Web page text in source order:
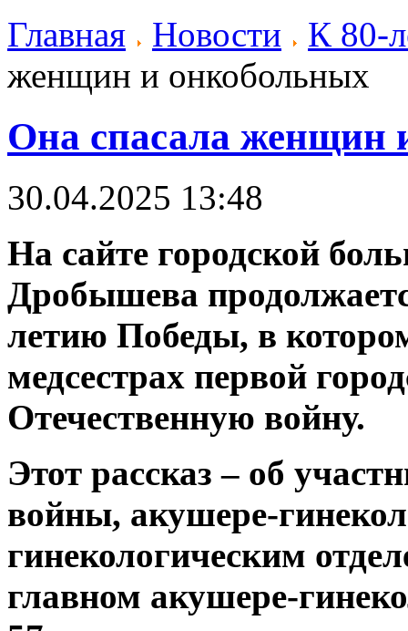
Главная
Новости
К 80-
женщин и онкобольных
Она спасала женщин
30.04.2025 13:48
На сайте городской
Дробышева
летию Победы, в
медсестрах первой
Отечественную войну.
Этот рассказ – об
войны, акушере-
гинекологическим
главном акушере-